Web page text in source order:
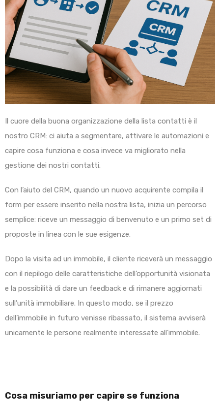
Il cuore della buona organizzazione della lista contatti è il
nostro CRM: ci aiuta a segmentare, attivare le automazioni e
capire cosa funziona e cosa invece va migliorato nella
gestione dei nostri contatti.
Con l’aiuto del CRM, quando un nuovo acquirente compila il
form per essere inserito nella nostra lista, inizia un percorso
semplice: riceve un messaggio di benvenuto e un primo set di
proposte in linea con le sue esigenze.
Dopo la visita ad un immobile, il cliente riceverà un messaggio
con il riepilogo delle caratteristiche dell’opportunità visionata
e la possibilità di dare un feedback e di rimanere aggiornati
sull’unità immobiliare. In questo modo, se il prezzo
dell’immobile in futuro venisse ribassato, il sistema avviserà
unicamente le persone realmente interessate all’immobile.
Cosa misuriamo per capire se funziona